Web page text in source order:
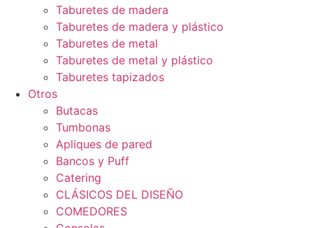
Taburetes de madera
Taburetes de madera y plástico
Taburetes de metal
Taburetes de metal y plástico
Taburetes tapizados
Otros
Butacas
Tumbonas
Apliques de pared
Bancos y Puff
Catering
CLÁSICOS DEL DISEÑO
COMEDORES